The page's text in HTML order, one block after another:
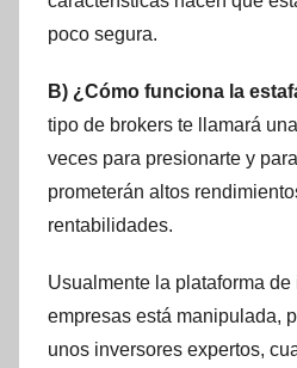
poco segura.
B) ¿Cómo funciona la
tipo de brokers te llamará
veces para presionarte y
prometerán altos
rentabilidades.
Usualmente la plataforma
empresas está manipulada,
unos inversores expertos,